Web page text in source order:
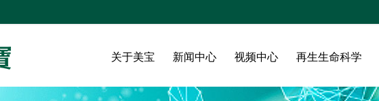
关于美宝 新闻中心 视频中心 再生生命科学